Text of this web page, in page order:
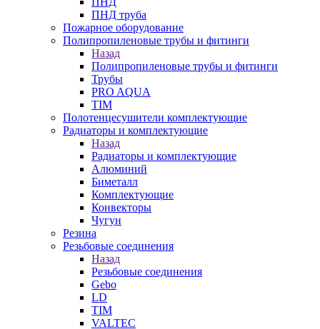
ПНД труба
Пожарное оборудование
Полипропиленовые трубы и фитинги
Назад
Полипропиленовые трубы и фитинги
Трубы
PRO AQUA
TIM
Полотенцесушители комплектующие
Радиаторы и комплектующие
Назад
Радиаторы и комплектующие
Алюминий
Биметалл
Комплектующие
Конвекторы
Чугун
Резина
Резьбовые соединения
Назад
Резьбовые соединения
Gebo
LD
TIM
VALTEC